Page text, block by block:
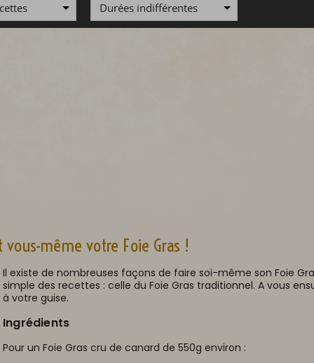
même votre Foie Gras !
Il existe de nombreuses façons de faire soi-même son Foie
simple des recettes : celle du Foie Gras traditionnel. A vous
à votre guise.
Ingrédients
Pour un Foie Gras cru de canard de 550g environ :
Durées indifférentes